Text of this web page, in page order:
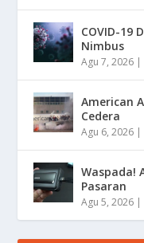
COVID-19
Nimbus
Agu 7, 2026 |
American
Cedera
Agu 6, 2026 |
Waspada!
Pasaran
Agu 5, 2026 |